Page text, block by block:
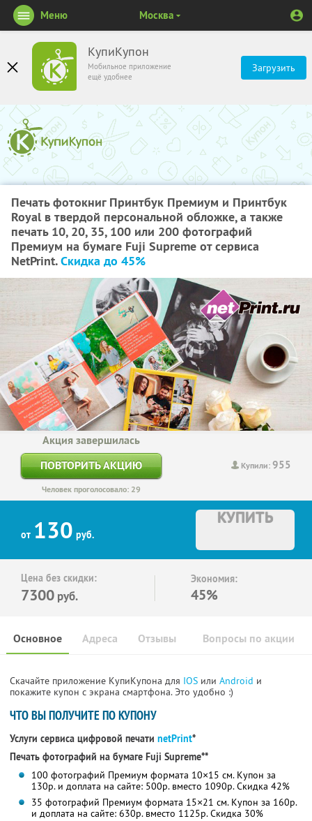
КупиКупон
Мобильное приложение
ещё удобнее
Загрузить
Меню Москва
Печать фотокниг Принтбук Премиум и Принтбук
Royal в твердой персональной обложке, а также
печать 10, 20, 35, 100 или 200 фотографий
Премиум на бумаге Fuji Supreme от сервиса
NetPrint.Скидка до 45%
Купили:955
Акция завершилась
ПОВТОРИТЬ АКЦИЮ
Человек проголосовало: 29
от 130 руб.
КУПИТЬ
Цена без скидки:
7300 руб.
Экономия:
45%
Основное Отзывы Вопросы по акции
Адреса
Скачайте приложение КупиКупона для IOS или Android и
покажите купон с экрана смартфона. Это удобно :)
ЧТО ВЫ ПОЛУЧИТЕ ПО КУПОНУ
Услуги сервиса цифровой печати netPrint*
Печать фотографий на бумаге Fuji Supreme**
100 фотографий Премиум формата 10×15 см. Купон за
130р. и доплата на сайте: 500р. вместо 1090р. Скидка 42%
35 фотографий Премиум формата 15×21 см. Купон за 160р.
и доплата на сайте: 630р. вместо 1125р. Скидка 30%